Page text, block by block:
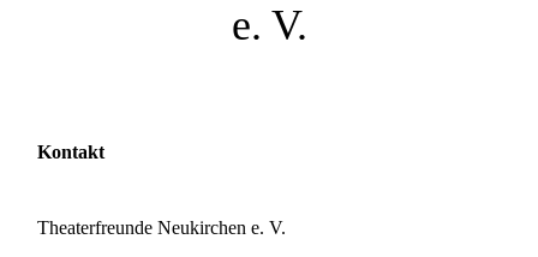
e. V.
Kontakt
Theaterfreunde Neukirchen e. V.